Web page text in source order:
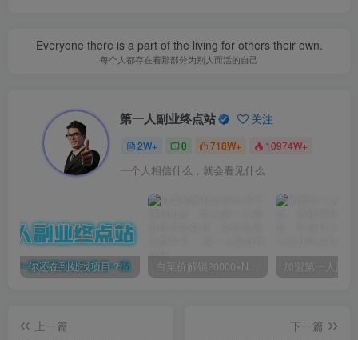
Everyone there is a part of the living for others their own.
每个人都存在着那部分为别人而活的自己
第一人副业终点站 关注
2W+ 0 718W+ 10974W+
一个人相信什么，就会看见什么
你还在到处找项目？还在当韭菜？我靠卖项目一个月收入5万+，曾经我也是个失败者。 白菜价解锁20000+N个赚钱机会，加入第一人副业终点站会员，全站资源免费学习。
上一篇
下一篇